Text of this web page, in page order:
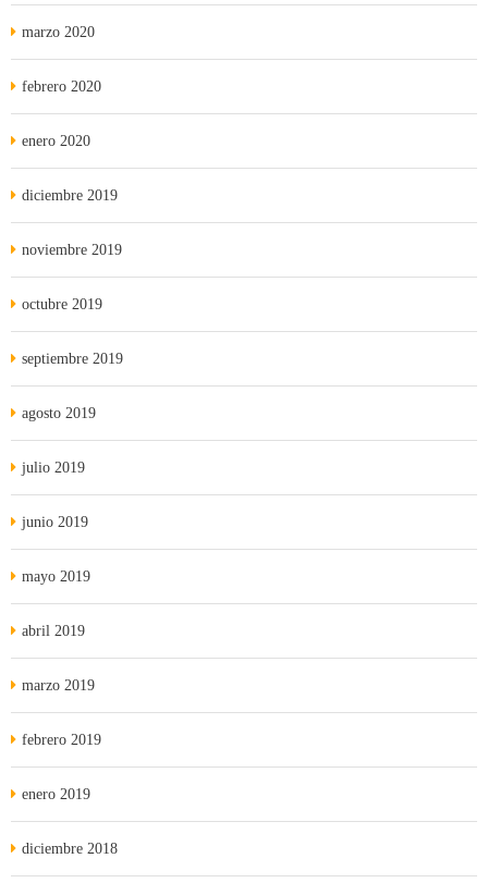
marzo 2020
febrero 2020
enero 2020
diciembre 2019
noviembre 2019
octubre 2019
septiembre 2019
agosto 2019
julio 2019
junio 2019
mayo 2019
abril 2019
marzo 2019
febrero 2019
enero 2019
diciembre 2018